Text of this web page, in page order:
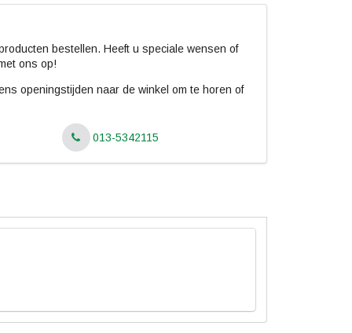
bestellen. Heeft u speciale wensen of
ons op!
openingstijden naar de winkel om te horen of
013-5342115